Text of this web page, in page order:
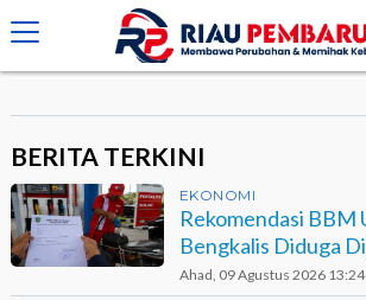
crossorigin="anonymous">
BERITA TERKINI
EKONOMI
Rekomendasi BBM
Bengkalis Diduga
Ahad, 09 Agustus 2026